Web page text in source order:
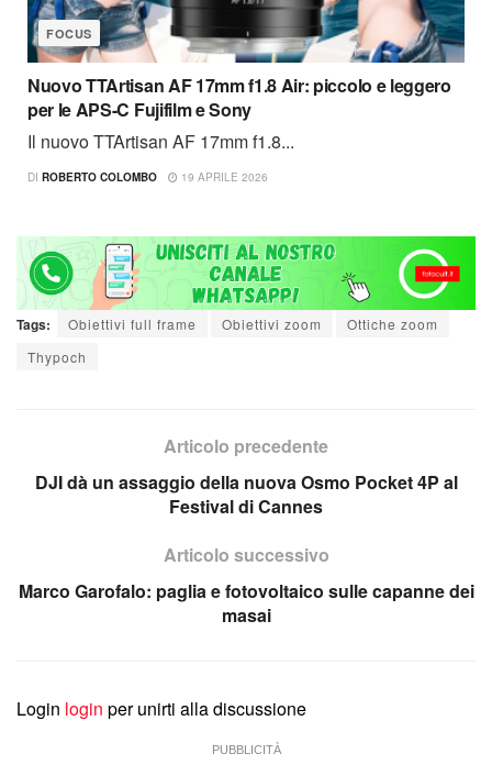
FOCUS
Nuovo TTArtisan AF 17mm f1.8 Air: piccolo e leggero
per le APS-C Fujifilm e Sony
Il nuovo TTArtisan AF 17mm f1.8...
DI ROBERTO COLOMBO 19 APRILE 2026
Tags: Obiettivi full frame Obiettivi zoom
Ottiche zoom
Thypoch
Articolo precedente
DJI dà un assaggio della nuova Osmo Pocket 4P al
Festival di Cannes
Articolo successivo
Marco Garofalo: paglia e fotovoltaico sulle capanne dei
masai
Login login per unirti alla discussione
PUBBLICITÀ